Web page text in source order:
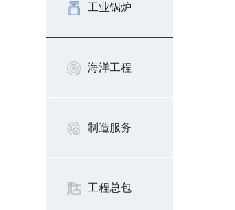
工业锅炉
海洋工程
制造服务
工程总包